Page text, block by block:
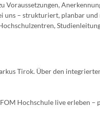
Voraussetzungen,
uns – strukturiert, planbar
Tirok. Über den
Hochschule live erleben